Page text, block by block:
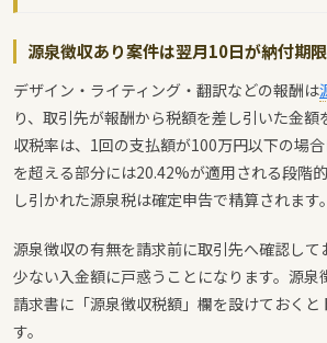
源泉徴収あり案件は翌月10日が納付期限
デザイン・ライティング・翻訳などの報酬は
り、取引先が報酬から税額を差し引いた金
収税率は、1回の支払額が100万円以下の場
を超える部分には20.42%が適用される段階
し引かれた源泉税は確定申告で精算されます。
源泉徴収の有無を請求前に取引先へ確認して
少ない入金額に戸惑うことになります。源泉
請求書に「源泉徴収税額」欄を設けておくと
す。